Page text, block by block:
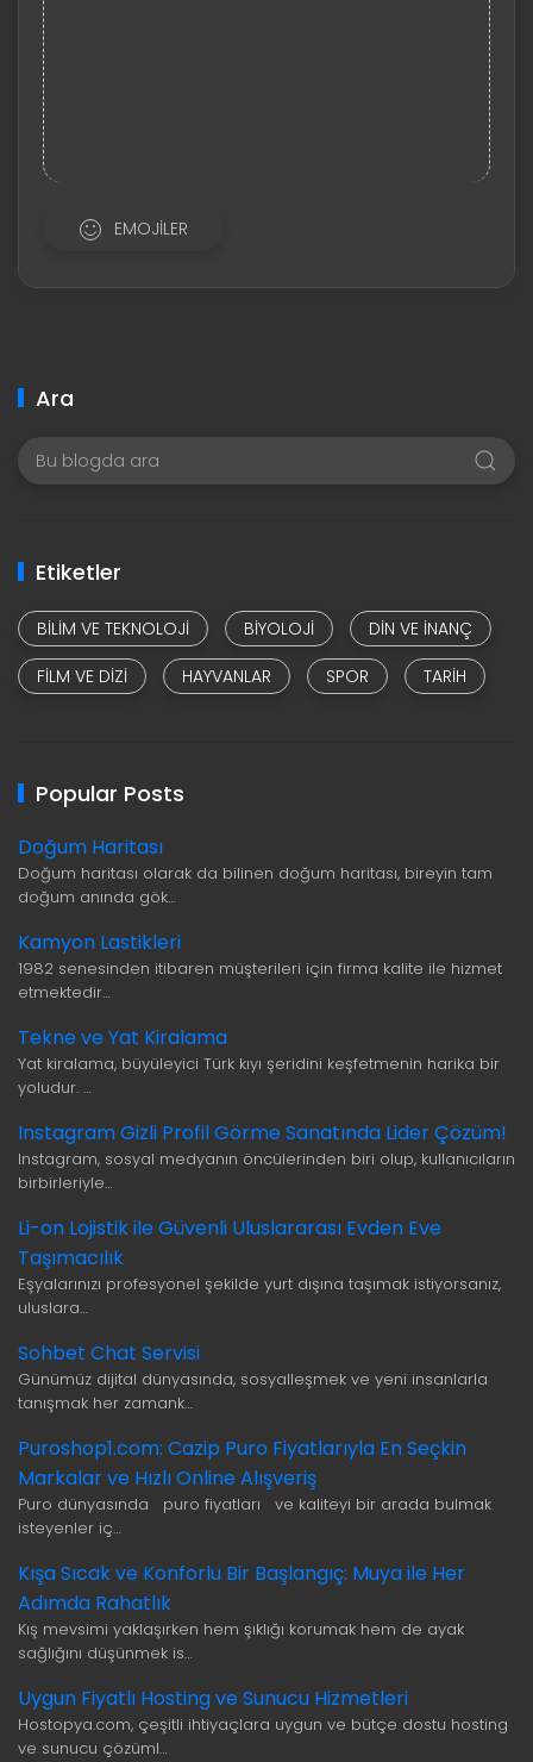
EMOJILER
Ara
Etiketler
BILIM VE TEKNOLOJI BIYOLOJI
DIN VE INANÇ
FILM VE DIZI
HAYVANLAR SPOR TARIH
Popular Posts
Doğum Haritası
Doğum haritası olarak da bilinen doğum haritası, bireyin tam
doğum anında gök…
Kamyon Lastikleri
1982 senesinden itibaren müşterileri için firma kalite ile hizmet
etmektedir…
Tekne ve Yat Kiralama
Yat kiralama, büyüleyici Türk kıyı şeridini keşfetmenin harika bir
yoludur. …
Instagram Gizli Profil Görme Sanatında Lider Çözüm!
Instagram, sosyal medyanın öncülerinden biri olup, kullanıcıların
birbirleriyle…
Li-on Lojistik ile Güvenli Uluslararası Evden Eve
Taşımacılık
Eşyalarınızı profesyonel şekilde yurt dışına taşımak istiyorsanız,
uluslara…
Sohbet Chat Servisi
Günümüz dijital dünyasında, sosyalleşmek ve yeni insanlarla
tanışmak her zamank…
Puroshop1.com: Cazip Puro Fiyatlarıyla En Seçkin
Markalar ve Hızlı Online Alışveriş
Puro dünyasında puro fiyatları ve kaliteyi bir arada bulmak
isteyenler iç…
Kışa Sıcak ve Konforlu Bir Başlangıç: Muya ile Her
Adımda Rahatlık
Kış mevsimi yaklaşırken hem şıklığı korumak hem de ayak
sağlığını düşünmek is…
Uygun Fiyatlı Hosting ve Sunucu Hizmetleri
Hostopya.com, çeşitli ihtiyaçlara uygun ve bütçe dostu hosting
ve sunucu çözüml…